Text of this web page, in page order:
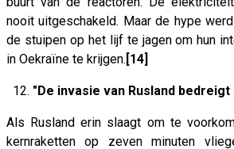
nooit uitgeschakeld. Maar de hype
de stuipen op het lijf te jagen om hun
in Oekraïne te krijgen. [14]
12. "De invasie van Rusland
Als Rusland erin slaagt om te
kernraketten op zeven minuten